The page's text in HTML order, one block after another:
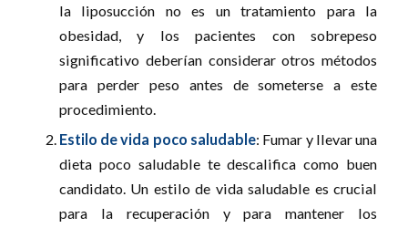
la liposucción no es un tratamiento para la
obesidad, y los pacientes con sobrepeso
significativo deberían considerar otros métodos
para perder peso antes de someterse a este
procedimiento.
Estilo de vida poco saludable: Fumar y llevar una
dieta poco saludable te descalifica como buen
candidato. Un estilo de vida saludable es crucial
para la recuperación y para mantener los